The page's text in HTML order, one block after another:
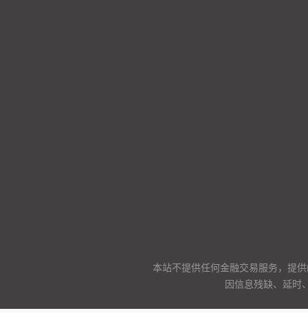
本站不提供任何金融交易服务，提
因信息残缺、延时